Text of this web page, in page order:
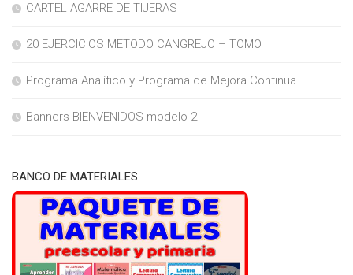
CARTEL AGARRE DE TIJERAS
20 EJERCICIOS METODO CANGREJO – TOMO I
Programa Analítico y Programa de Mejora Continua
Banners BIENVENIDOS modelo 2
BANCO DE MATERIALES